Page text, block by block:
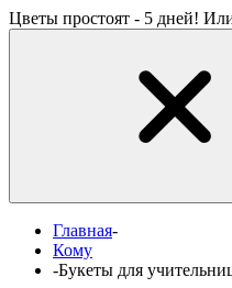
Цветы простоят - 5 дней!
Главная-
Кому
-Букеты для